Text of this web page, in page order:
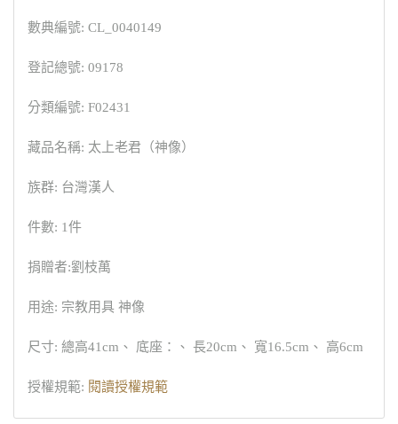
數典編號: CL_0040149
登記總號: 09178
分類編號: F02431
藏品名稱: 太上老君（神像）
族群: 台灣漢人
件數: 1件
捐贈者:劉枝萬
用途: 宗教用具 神像
尺寸: 總高41cm、 底座：、 長20cm、 寬16.5cm、 高6cm
授權規範: 閱讀授權規範